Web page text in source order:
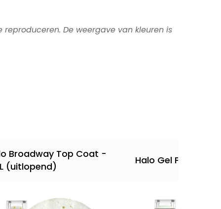
De weergave van kleuren is
Broadway Top Coat -
(uitlopend)
Halo Gel Polish 8ml